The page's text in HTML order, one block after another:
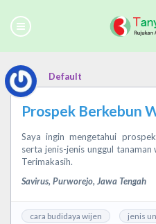
Default
Prospek Berkebun
Saya ingin mengetahui
serta jenis-jenis unggul
Terimakasih.
Savirus, Purworejo, Jawa Tengah
cara budidaya wijen
jenis